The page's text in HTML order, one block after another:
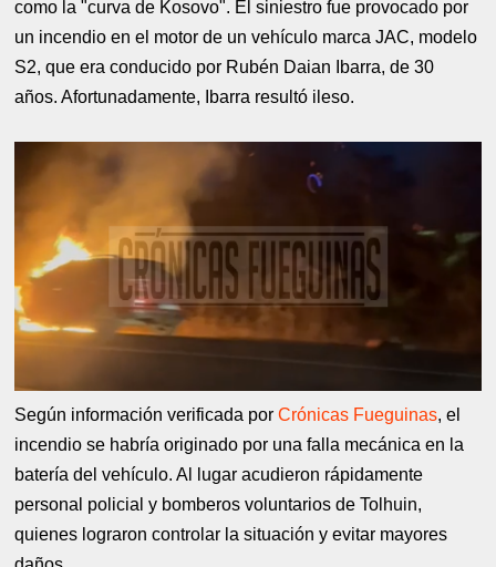
como la "curva de Kosovo". El siniestro fue provocado por
un incendio en el motor de un vehículo marca JAC, modelo
S2, que era conducido por Rubén Daian Ibarra, de 30
años. Afortunadamente, Ibarra resultó ileso.
Según información verificada porCrónicas Fueguinas, el
incendio se habría originado por una falla mecánica en la
batería del vehículo. Al lugar acudieron rápidamente
personal policial y bomberos voluntarios de Tolhuin,
quienes lograron controlar la situación y evitar mayores